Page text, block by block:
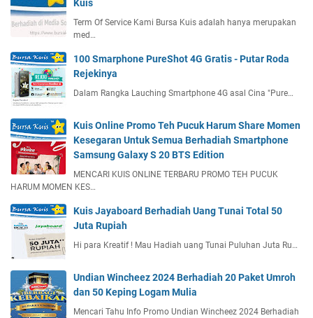
Kuis
Term Of Service Kami Bursa Kuis adalah hanya merupakan
med…
100 Smarphone PureShot 4G Gratis - Putar Roda
Rejekinya
Dalam Rangka Lauching Smartphone 4G asal Cina "Pure…
Kuis Online Promo Teh Pucuk Harum Share Momen
Kesegaran Untuk Semua Berhadiah Smartphone
Samsung Galaxy S 20 BTS Edition
MENCARI KUIS ONLINE TERBARU PROMO TEH PUCUK
HARUM MOMEN KES…
Kuis Jayaboard Berhadiah Uang Tunai Total 50
Juta Rupiah
Hi para Kreatif ! Mau Hadiah uang Tunai Puluhan Juta Ru…
Undian Wincheez 2024 Berhadiah 20 Paket Umroh
dan 50 Keping Logam Mulia
Mencari Tahu Info Promo Undian Wincheez 2024 Berhadiah